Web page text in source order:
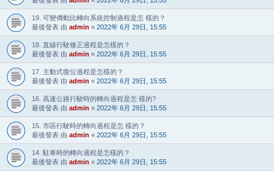
19. 可變傳動比轉向系統控制過程是怎 樣的？
最後發表 由 admin « 2022年 6月 29日, 15:55
18. 直線行駛修正過程是怎樣的？
最後發表 由 admin « 2022年 6月 29日, 15:55
17. 主動式復位過程是怎樣的？
最後發表 由 admin « 2022年 6月 29日, 15:55
16. 高速公路行駛時的轉向過程是怎 樣的?
最後發表 由 admin « 2022年 6月 29日, 15:55
15. 市區行駛時的轉向過程是怎 樣的？
最後發表 由 admin « 2022年 6月 29日, 15:55
14. 駐車時的轉向過程是怎樣的？
最後發表 由 admin « 2022年 6月 29日, 15:55